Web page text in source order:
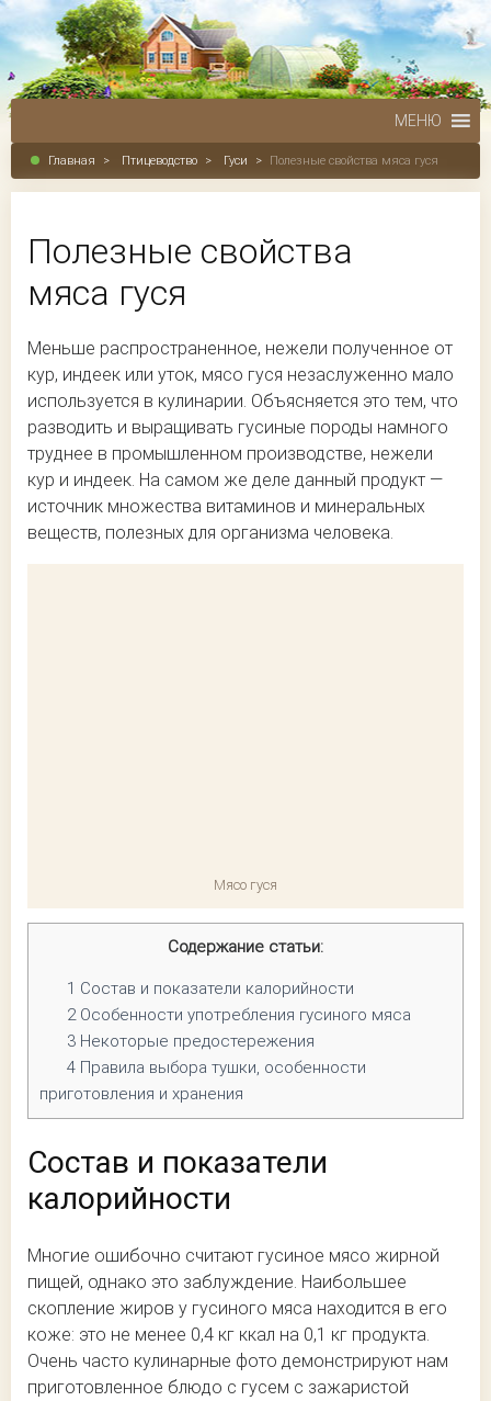
МЕНЮ
Главная > Птицеводство > Гуси > Полезные свойства мяса гуся
Полезные свойства
мяса гуся
Меньше распространенное, нежели полученное от
кур, индеек или уток, мясо гуся незаслуженно мало
используется в кулинарии. Объясняется это тем, что
разводить и выращивать гусиные породы намного
труднее в промышленном производстве, нежели
кур и индеек. На самом же деле данный продукт —
источник множества витаминов и минеральных
веществ, полезных для организма человека.
Мясо гуся
Содержание статьи:
1 Состав и показатели калорийности
2Особенности употребления гусиного мяса
3 Некоторые предостережения
4 Правила выбора тушки, особенности
приготовления и хранения
Состав и показатели
калорийности
Многие ошибочно считают гусиное мясо жирной
пищей, однако это заблуждение. Наибольшее
скопление жиров у гусиного мяса находится в его
коже: это не менее 0,4 кг ккал на 0,1 кг продукта.
Очень часто кулинарные фото демонстрируют нам
приготовленное блюдо с гусем с зажаристой